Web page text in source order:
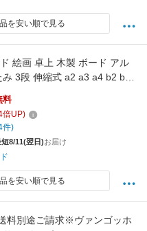
を安い順で見る
絵画 卓上 木製 ボード アル
み 3段 伸縮式 a2 a3 a4 b2 b3
料
倍UP)
件)
短8/11(翌日)お届け
を安い順で見る
料別途ご請求※ヴァンゴッホ